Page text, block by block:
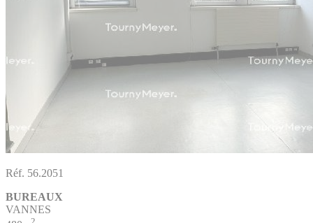
Réf. 56.2051
BUREAUX
VANNES
2